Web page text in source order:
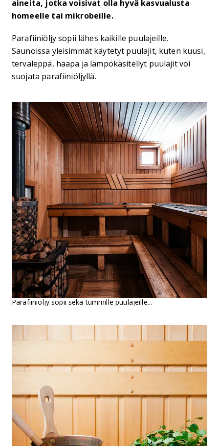
aineita, jotka voisivat olla hyvä kasvualusta
homeelle tai mikrobeille.
Parafiiniöljy sopii lähes kaikille puulajeille.
Saunoissa yleisimmät käytetyt puulajit, kuten kuusi,
tervaleppä, haapa ja lämpökäsitellyt puulajit voi
suojata parafiiniöljyllä.
Parafiiniöljy sopii sekä tummille puulajeille...